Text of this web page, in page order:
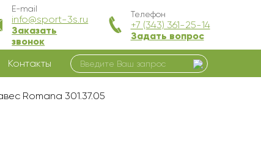
E-mail
info@sport-3s.ru
Заказать
звонок
Телефон
+7 (343) 361-25-14
Задать вопрос
Контакты
Romana 301.37.05